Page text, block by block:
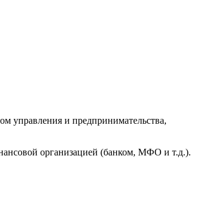
управления и предпринимательства,
организацией (банком, МФО и т.д.).